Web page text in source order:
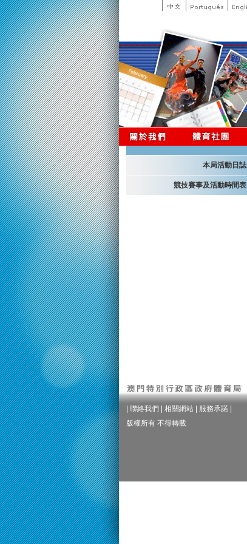
本局活動日誌
競技賽事及活動時間表
聯絡我們 相關網站 服務承諾
版權所有 不得轉載